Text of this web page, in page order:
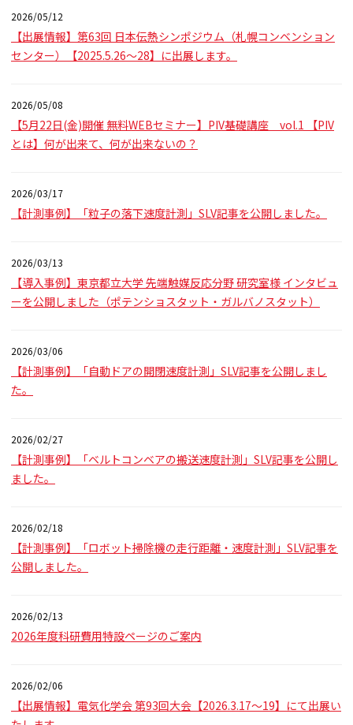
2026/05/12
【出展情報】第63回 日本伝熱シンポジウム（札幌コンベンション
センター）【2025.5.26～28】に出展します。
2026/05/08
【5月22日(金)開催 無料WEBセミナー】PIV基礎講座 vol.1 【PIV
とは】何が出来て、何が出来ないの？
2026/03/17
【計測事例】「粒子の落下速度計測」SLV記事を公開しました。
2026/03/13
【導入事例】東京都立大学 先端触媒反応分野 研究室様 インタビュ
ーを公開しました（ポテンショスタット・ガルバノスタット）
2026/03/06
【計測事例】「自動ドアの開閉速度計測」SLV記事を公開しまし
た。
2026/02/27
【計測事例】「ベルトコンベアの搬送速度計測」SLV記事を公開し
ました。
2026/02/18
【計測事例】「ロボット掃除機の走行距離・速度計測」SLV記事を
公開しました。
2026/02/13
2026年度科研費用特設ページのご案内
2026/02/06
【出展情報】電気化学会 第93回大会【2026.3.17～19】にて出展い